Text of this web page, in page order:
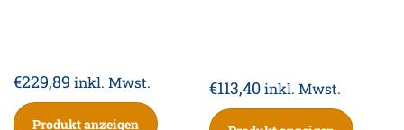
€229,89 inkl. Mwst.
Produkt anzeigen
€113,40 inkl. Mwst.